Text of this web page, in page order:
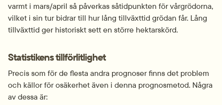
varmt i mars/april så påverkas såtidpunkten för vårgrödorna,
vilket i sin tur bidrar till hur lång tillväxttid grödan får. Lång
tillväxttid ger historiskt sett en större hektarskörd.
Statistikens tillförlitlighet
Precis som för de flesta andra prognoser finns det problem
och källor för osäkerhet även i denna prognosmetod. Några
av dessa är: